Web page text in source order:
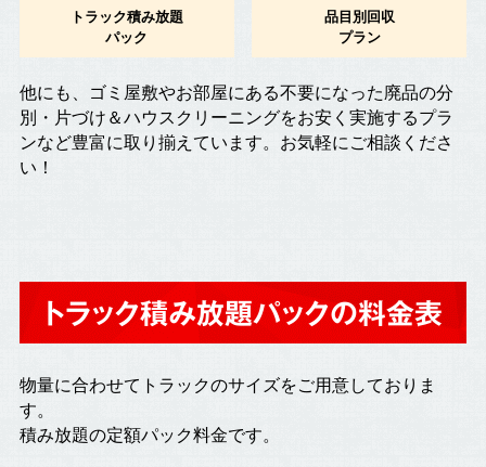
トラック積み放題
パック
品目別回収
プラン
他にも、ゴミ屋敷やお部屋にある不要になった廃品の分
別・片づけ＆ハウスクリーニングをお安く実施するプラ
ンなど豊富に取り揃えています。お気軽にご相談くださ
い！
トラック積み放題パックの料金表
物量に合わせてトラックのサイズをご用意しておりま
す。
積み放題の定額パック料金です。